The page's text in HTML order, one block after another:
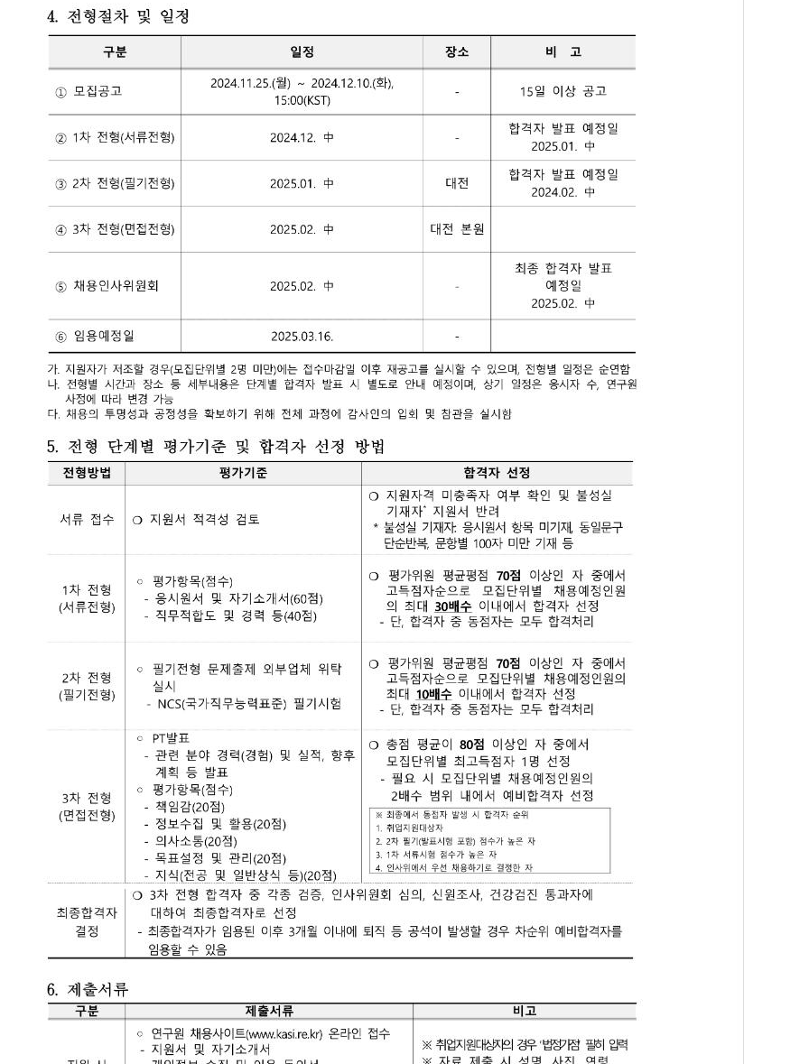
가점 및 우대 기준
지원 대상자※「국가유공자 등 예우 및 지원에 관한 법률」제31조 제1항 제1호 해당자, 「5·18민주유공자예우에 관한 법률」제22조 제1항 제
「국가유공자 등 예우 및 지원에 관한 법률」제31조 제1항 제2호 해당자, 「5·18민주유공자예우에 관한 법률」제22조 제1항
「장애인고용촉진 및 직업재활법」에서 정한 장애인
점의 40퍼센트 미만 시 미적용
점계산 방법 : 법정가점과 선택가점을 합산 적용하되, 합산하여 10정 초과 적용 불가
관련 법(국가유공자법 제31조제3항)에 의거, 법정가점을 받아 합격하는 자(국가보훈대상자)는 최종선발예정 인원의 30%(가점에 따른 선발 인
일정
2024.11.25.(월) ~ 2024.12.10.(화) 15:00(KST) -
15일 간 공고
차전형(서류전형)2024.12. 中 -
합격자 발표 예정 2025.01. 中
전형(필기전형)
2025.01. 中
전형(면접전형)2025.02. 中
용인사위원회
2025.02. 中 -
최종 합격자 발표 예정일 2025.02.中
2025.03.16.
지원자가 저조할 경우(모집단위별 2명 미만)에는 접수마감일 이후 재공고를 실시할 수 있으며, 전형별 일정은 순연함